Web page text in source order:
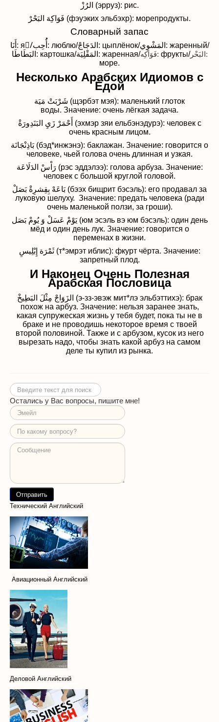
الرُزْ (эрруз): рис.
فَوَاكِهَ البَحْرْ (фэуэких эльбэхр): морепродукты.
Словарный запас
أَنَا: я/ُأُُحِب: люблю/الدَجَاجْ: цыплёнок/المَشْوِي: жаренный/
البَطَاطَا: картошка/المَقْلِيَة: жаренная/ فَوَاكِه: фрукты/
البَحْر:
море.
Несколько Арабских Идиомов с
Едой
شَرْبَتْ مَيَة (щэрбэт мэя): маленький глоток
воды. Значение: очень лёгкая задача.
أَحْمَرْ زَيِ البَنَدِورَةْ (эхмэр зяи ельбэнэдурэ): человек с
очень красным лицом.
بَاذِنْجَانَة (бэд*инжэнэ): баклажан. Значение: говорится о
человеке, чьей голова очень длинная и узкая.
رَاْسْ الدَلَاعَة (рэс эддэлээ): голова арбуза. Значение:
человек с большой круглой головой.
بَاعَهْ بِقِشرِةْ بَصَلْ (бээх бищрит бэсэль): его продавал за
луковую шелуху. Значение: предать человека (ради
очень маленькой ползи, за гроши).
يَوْمْ عَسَلْ وَ يُومْ بَصَل (юм эсэль вэ юм бэсэль): один день
мёд и один день лук. Значение: говорится о
переменах в жизни.
ثَمْرَة إِبْلِيسِ (т*эмрэт иблис): фкурт чёрта. Значение:
запретный плод.
И Наконец Очень Полезная
Арабская Пословица
الزَوَاجْ مِثْلَ البَطِيخْ (э-зз-эвэж мит*лэ эльбэттихэ): брак
похож на арбуз. Значение: нельзя заранее знать,
какая супружеская жизнь у тебя будет, пока ты не в
браке и не проводишь некоторое время с твоей
второй половиной. Также и с арбузом, кусок из него
вырезать надо, чтобы знать какой арбуз на самом
деле ты купил из рынка.
Искать...
Остались у Вас вопросы, пишите мне!
Технический Английский
Авиационный Английский
Деловой Английский